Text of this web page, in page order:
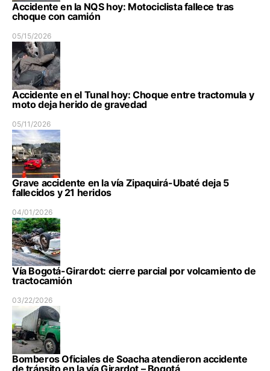
Accidente en la NQS hoy: Motociclista fallece tras
choque con camión
05/15/2026
Accidente en el Tunal hoy: Choque entre tractomula y
moto deja herido de gravedad
05/11/2026
Grave accidente en la vía Zipaquirá-Ubaté deja 5
fallecidos y 21 heridos
04/01/2026
Vía Bogotá-Girardot: cierre parcial por volcamiento de
tractocamión
03/22/2026
Bomberos Oficiales de Soacha atendieron accidente